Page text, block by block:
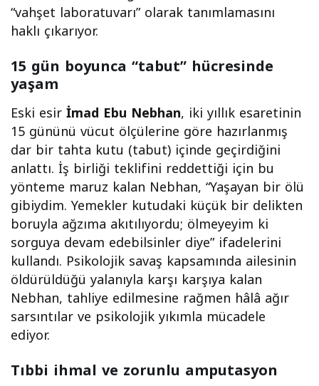
“vahşet laboratuvarı” olarak tanımlamasını
haklı çıkarıyor.
15 gün boyunca “tabut” hücresinde
yaşam
Eski esirİmad Ebu Nebhan, iki yıllık esaretinin
15 gününü vücut ölçülerine göre hazırlanmış
dar bir tahta kutu (tabut) içinde geçirdiğini
anlattı. İş birliği teklifini reddettiği için bu
yönteme maruz kalan Nebhan, “Yaşayan bir ölü
gibiydim. Yemekler kutudaki küçük bir delikten
boruyla ağzıma akıtılıyordu; ölmeyeyim ki
sorguya devam edebilsinler diye” ifadelerini
kullandı. Psikolojik savaş kapsamında ailesinin
öldürüldüğü yalanıyla karşı karşıya kalan
Nebhan, tahliye edilmesine rağmen hâlâ ağır
sarsıntılar ve psikolojik yıkımla mücadele
ediyor.
Tıbbi ihmal ve zorunlu amputasyon